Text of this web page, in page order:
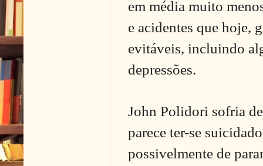
em média muito
e acidentes que hoje,
evitáveis, incluindo
depressões.
John Polidori sofria
parece ter-se
possivelmente de